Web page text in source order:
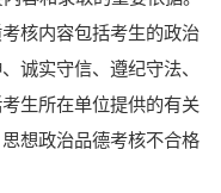
核内容包括考生的政治
诚实守信、遵纪守法、
生所在单位提供的有关
思想政治品德考核不合格